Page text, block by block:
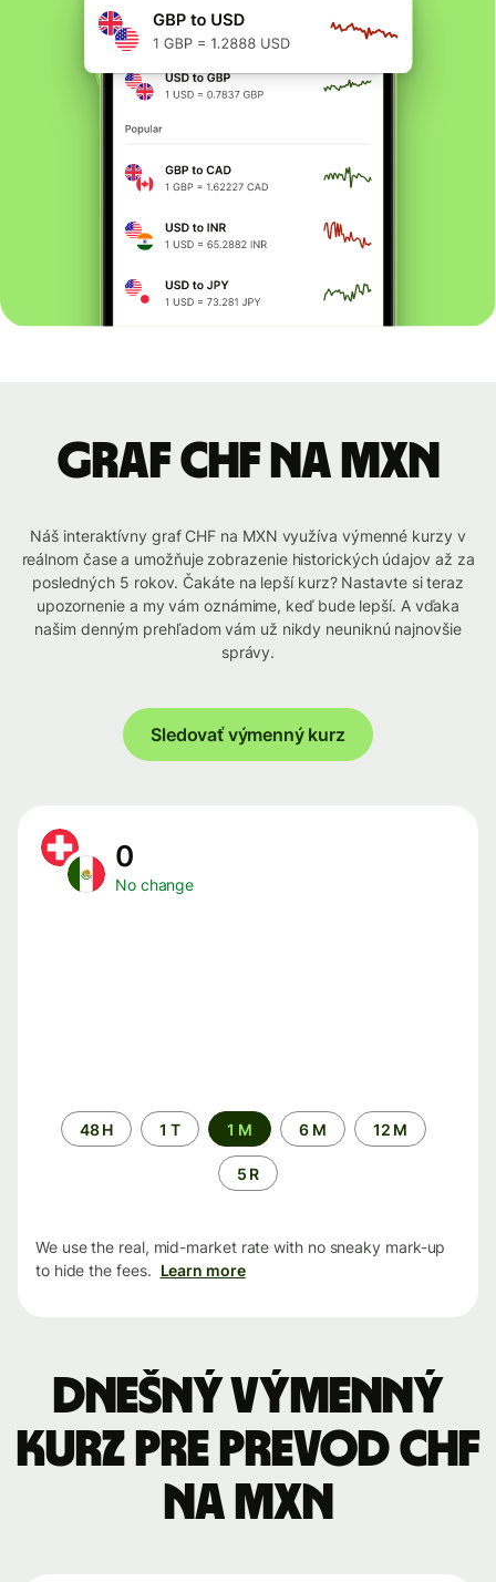
graf CHF na MXN
Náš interaktívny graf CHF na MXN využíva výmenné kurzy v
reálnom čase a umožňuje zobrazenie historických údajov až za
posledných 5 rokov. Čakáte na lepší kurz? Nastavte si teraz
upozornenie a my vám oznámime, keď bude lepší. A vďaka
našim denným prehľadom vám už nikdy neuniknú najnovšie
správy.
Sledovať výmenný kurz
0
No change
Time
period
48 H 1 T 1 M 6 M 12 M
5 R
We use the real, mid-market rate with no sneaky mark-up
to hide the fees. Learn more
Dnešný výmenný
kurz pre prevod CHF
na MXN